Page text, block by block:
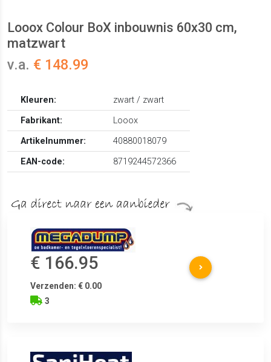
Looox Colour BoX inbouwnis 60x30 cm,
matzwart
v.a. € 148.99
Kleuren:
zwart / zwart
Fabrikant:
Looox
Artikelnummer:
40880018079
EAN-code:
8719244572366
€ 166.95
Verzenden: € 0.00
3